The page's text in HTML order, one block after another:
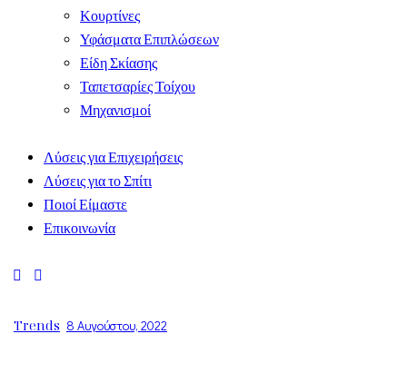
Κουρτίνες
Υφάσματα Επιπλώσεων
Είδη Σκίασης
Ταπετσαρίες Τοίχου
Μηχανισμοί
Λύσεις για Επιχειρήσεις
Λύσεις για το Σπίτι
Ποιοί Είμαστε
Επικοινωνία
Trends 8 Αυγούστου, 2022